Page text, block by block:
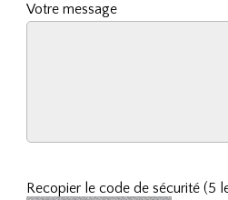
Votre message
Recopier le code de sécurité (5